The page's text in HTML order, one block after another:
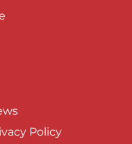
Policy